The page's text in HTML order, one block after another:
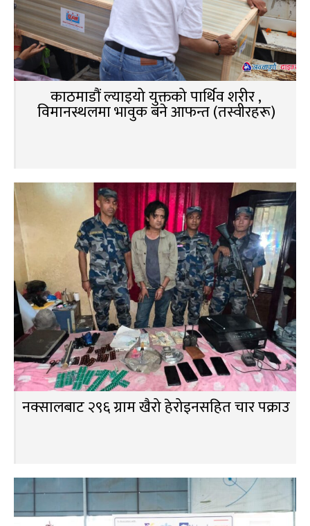
काठमाडौं ल्याइयो युक्तको पार्थिव शरीर ,
विमानस्थलमा भावुक बने आफन्त (तस्वीरहरू)
नक्सालबाट २९६ ग्राम खैरो हेरोइनसहित चार पक्राउ